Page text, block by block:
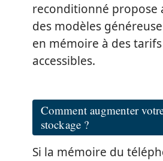
reconditionné propose
des modèles
en mémoire à des
accessibles.
Comment augmenter
stockage ?
Si la mémoire du